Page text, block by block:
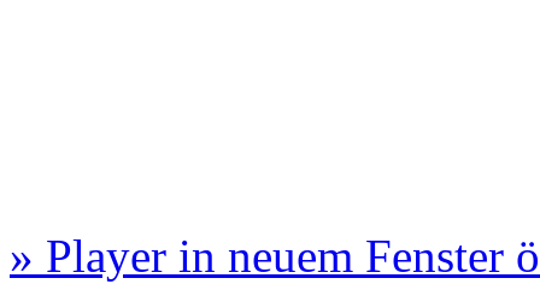
» Player in neuem Fenster